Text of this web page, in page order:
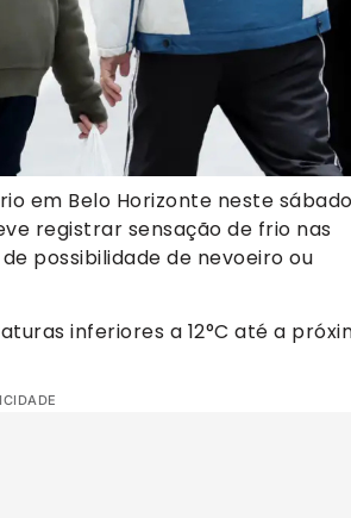
em Belo Horizonte neste sábado
registrar sensação de frio nas
possibilidade de nevoeiro ou
inferiores a 12°C até a